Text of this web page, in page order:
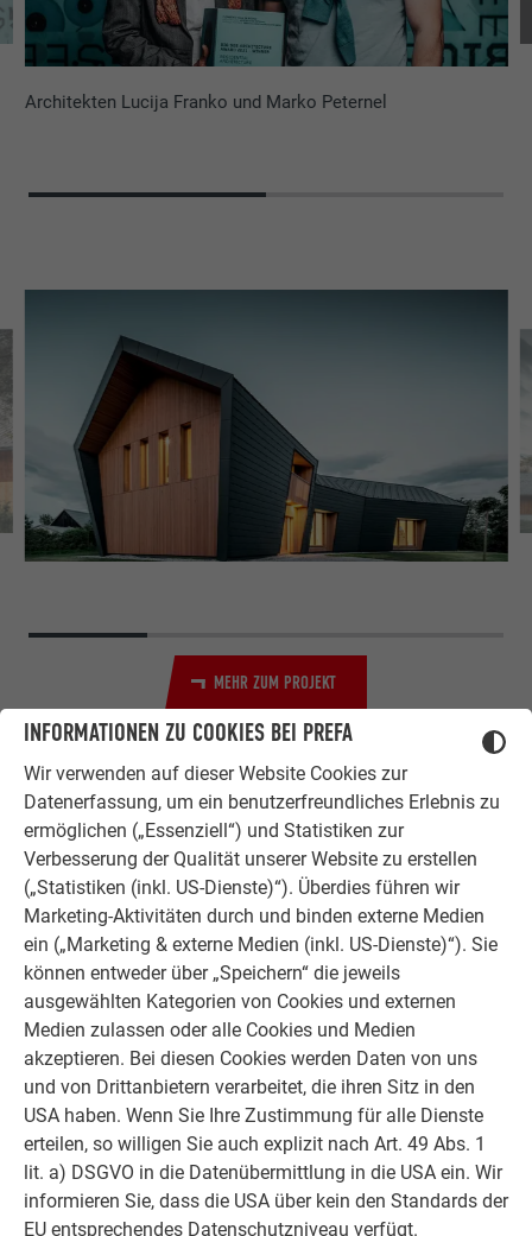
INFORMATIONEN ZU COOKIES BEI PREFA
Wir verwenden auf dieser Website Cookies zur
Datenerfassung, um ein benutzerfreundliches Erlebnis zu
ermöglichen („Essenziell“) und Statistiken zur
Verbesserung der Qualität unserer Website zu erstellen
(„Statistiken (inkl. US-Dienste)“). Überdies führen wir
Marketing-Aktivitäten durch und binden externe Medien
ein („Marketing & externe Medien (inkl. US-Dienste)“). Sie
können entweder über „Speichern“ die jeweils
ausgewählten Kategorien von Cookies und externen
Medien zulassen oder alle Cookies und Medien
akzeptieren. Bei diesen Cookies werden Daten von uns
und von Drittanbietern verarbeitet, die ihren Sitz in den
USA haben. Wenn Sie Ihre Zustimmung für alle Dienste
erteilen, so willigen Sie auch explizit nach Art. 49 Abs. 1
lit. a) DSGVO in die Datenübermittlung in die USA ein. Wir
informieren Sie, dass die USA über kein den Standards der
EU entsprechendes Datenschutzniveau verfügt.
Architekten Lucija Franko und Marko Peternel
MEHR ZUM PROJEKT
BOULDERHALLE ŠKOFJA LOKA - DETAILS
Land: Slowenien
Objekt, Ort: Boulderhalle, Škofja Loka
Kategorie: Neubau
Architektur: Arhitektura Peternel
Verarbeiter: ZA & TO
Material:
Dachschindel DS. 19
Siding